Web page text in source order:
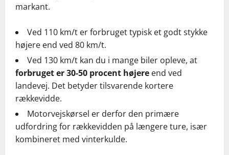
markant.
Ved 110 km/t er forbruget typisk et godt stykke
højere end ved 80 km/t.
Ved 130 km/t kan du i mange biler opleve, at
forbruget er 30-50 procent højere end ved
landevej. Det betyder tilsvarende kortere
rækkevidde.
Motorvejskørsel er derfor den primære
udfordring for rækkevidden på længere ture, især
kombineret med vinterkulde.